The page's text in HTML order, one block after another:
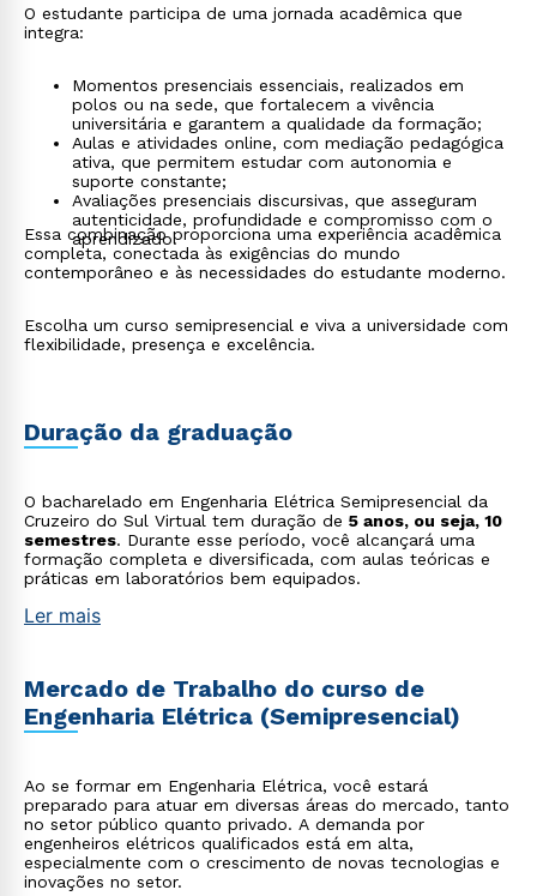
O estudante participa de uma jornada acadêmica que
integra:
Momentos presenciais essenciais, realizados em
polos ou na sede, que fortalecem a vivência
universitária e garantem a qualidade da formação;
Aulas e atividades online, com mediação pedagógica
ativa, que permitem estudar com autonomia e
suporte constante;
Avaliações presenciais discursivas, que asseguram
autenticidade, profundidade e compromisso com o
aprendizado.
Essa combinação proporciona uma experiência acadêmica
completa, conectada às exigências do mundo
contemporâneo e às necessidades do estudante moderno.
Escolha um curso semipresencial e viva a universidade com
flexibilidade, presença e excelência.
Duração da graduação
O bacharelado em Engenharia Elétrica Semipresencial da
Cruzeiro do Sul Virtual tem duração de 5 anos, ou seja, 10
semestres. Durante esse período, você alcançará uma
formação completa e diversificada, com aulas teóricas e
práticas em laboratórios bem equipados.
Ler mais
Mercado de Trabalho do curso de
Engenharia Elétrica (Semipresencial)
Ao se formar em Engenharia Elétrica, você estará
preparado para atuar em diversas áreas do mercado, tanto
no setor público quanto privado. A demanda por
engenheiros elétricos qualificados está em alta,
especialmente com o crescimento de novas tecnologias e
inovações no setor.